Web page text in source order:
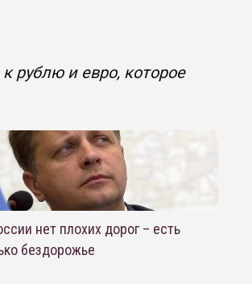
рублю и евро, которое
нет плохих дорог – есть
бездорожье